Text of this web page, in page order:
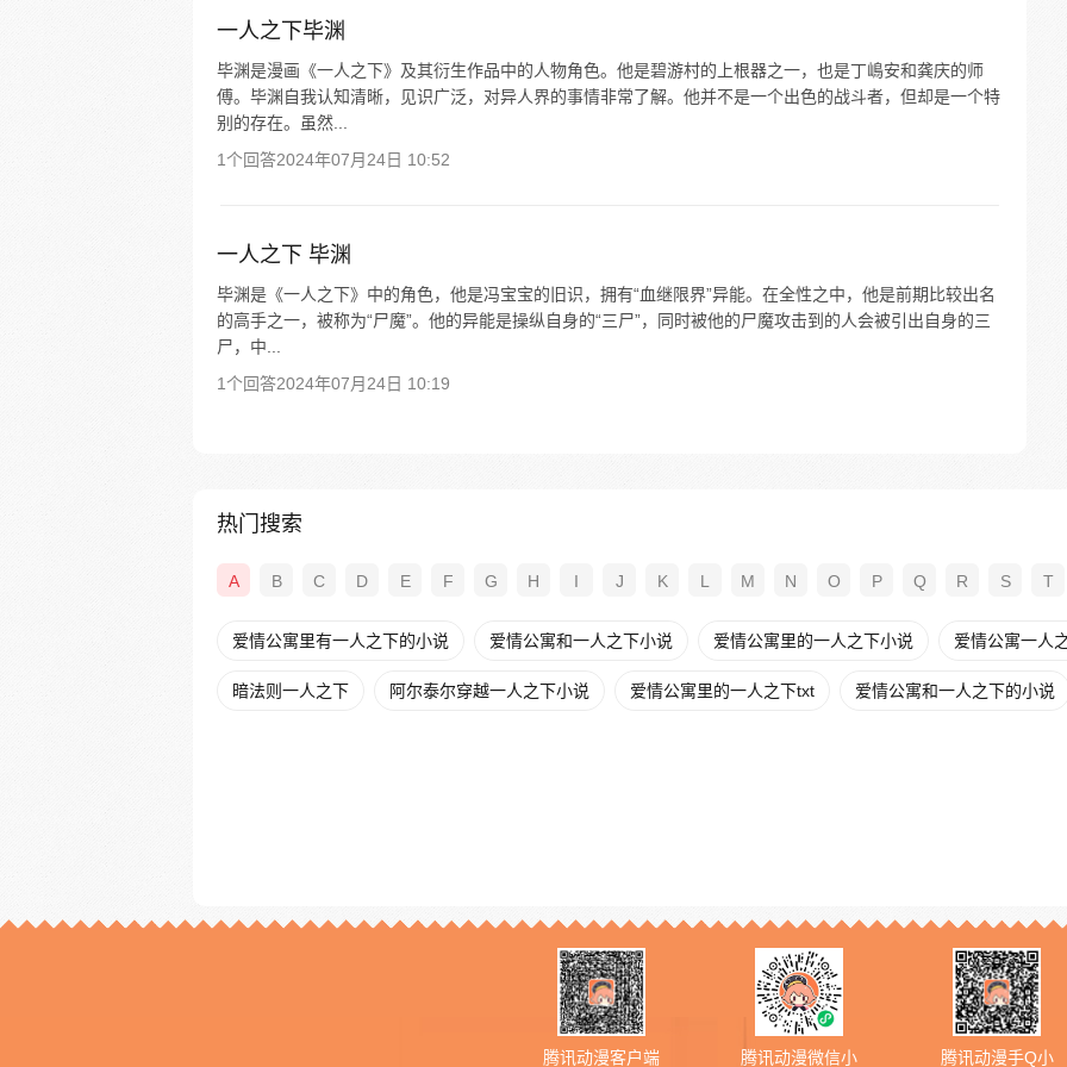
一人之下毕渊
毕渊是漫画《一人之下》及其衍生作品中的人物角色。他是碧游村的上根器之一，也是丁嶋安和龚庆的师
傅。毕渊自我认知清晰，见识广泛，对异人界的事情非常了解。他并不是一个出色的战斗者，但却是一个特
别的存在。虽然...
1个回答2024年07月24日 10:52
一人之下 毕渊
毕渊是《一人之下》中的角色，他是冯宝宝的旧识，拥有“血继限界”异能。在全性之中，他是前期比较出名
的高手之一，被称为“尸魔”。他的异能是操纵自身的“三尸”，同时被他的尸魔攻击到的人会被引出自身的三
尸，中...
1个回答2024年07月24日 10:19
热门搜索
A B C D E F G H I J K L M N O P Q R S T
爱情公寓里有一人之下的小说 爱情公寓和一人之下小说 爱情公寓里的一人之下小说 爱情公寓一人
暗法则一人之下 阿尔泰尔穿越一人之下小说 爱情公寓里的一人之下txt 爱情公寓和一人之下的小说
腾讯动漫客户端 腾讯动漫微信小 腾讯动漫手Q小